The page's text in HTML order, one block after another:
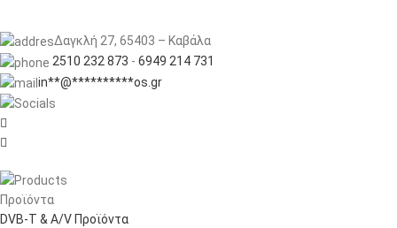
Δαγκλή 27, 65403 – Καβάλα
2510 232 873 - 6949 214 731
in**@**********os.gr


Προϊόντα
DVB-T & A/V Προϊόντα